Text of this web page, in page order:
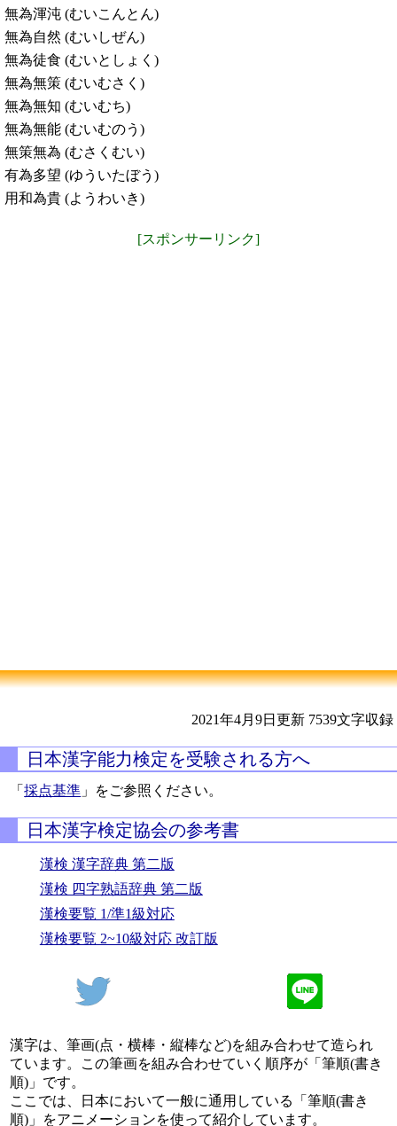
無為渾沌 (むいこんとん)
無為自然 (むいしぜん)
無為徒食 (むいとしょく)
無為無策 (むいむさく)
無為無知 (むいむち)
無為無能 (むいむのう)
無策無為 (むさくむい)
有為多望 (ゆういたぼう)
用和為貴 (ようわいき)
[スポンサーリンク]
2021年4月9日更新 7539文字収録
日本漢字能力検定を受験される方へ
「採点基準 」をご参照ください。
日本漢字検定協会の参考書
漢検 漢字辞典 第二版
漢検 四字熟語辞典 第二版
漢検要覧 1/準1級対応
漢検要覧 2~10級対応 改訂版
漢字は、筆画(点・横棒・縦棒など)を組み合わせて造られ
ています。この筆画を組み合わせていく順序が「筆順(書き
順)」です。
ここでは、日本において一般に通用している「筆順(書き
順)」をアニメーションを使って紹介しています。